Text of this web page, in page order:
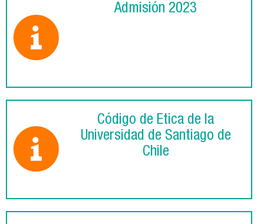
Admisión 2023
Código de Ética de la
Universidad de Santiago de
Chile